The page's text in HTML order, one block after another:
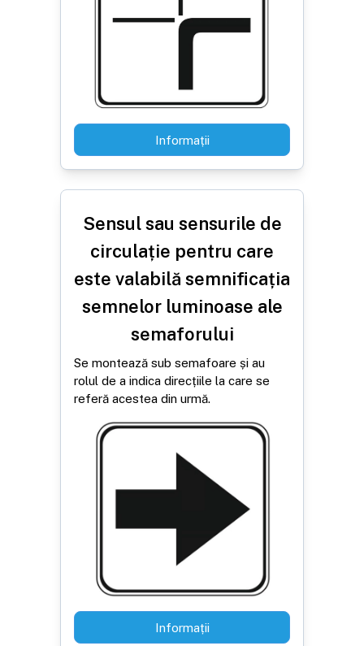
Informații
Sensul sau sensurile de
circulație pentru care
este valabilă semnificația
semnelor luminoase ale
semaforului
Se montează sub semafoare și au
rolul de a indica direcțiile la care se
referă acestea din urmă.
Informații